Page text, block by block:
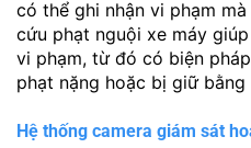
có thể ghi nhận vi phạm
cứu phạt nguội xe máy
vi phạm, từ đó có biện
phạt nặng hoặc bị giữ bằng
Hệ thống camera giám sát